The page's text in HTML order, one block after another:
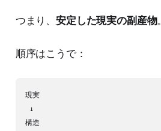
つまり、安定した現実の副産物。
順序はこうで：
現実
↓
構造